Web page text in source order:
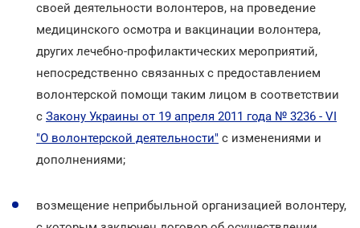
своей деятельности волонтеров, на проведение
медицинского осмотра и вакцинации волонтера,
других лечебно-профилактических мероприятий,
непосредственно связанных с предоставлением
волонтерской помощи таким лицом в соответствии
с Закону Украины от 19 апреля 2011 года № 3236 - VI
"О волонтерской деятельности" с изменениями и
дополнениями;
возмещение неприбыльной организацией волонтеру,